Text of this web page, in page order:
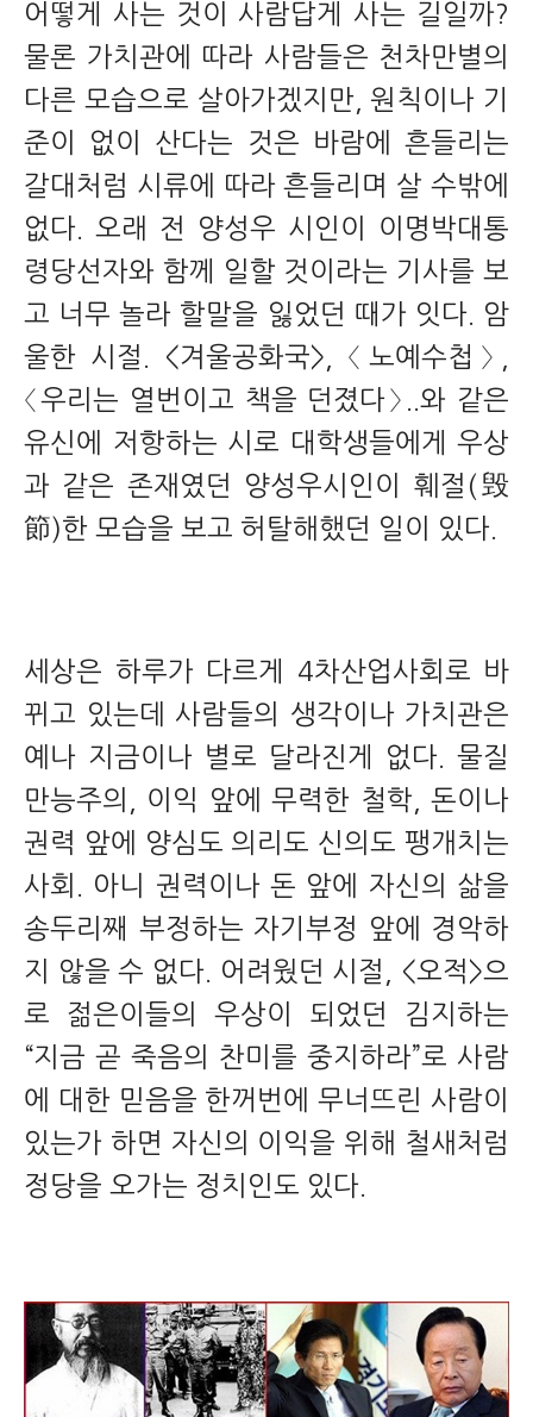
어떻게 사는 것이 사람답게 사는 길일까?
물론 가치관에 따라 사람들은 천차만별의
다른 모습으로 살아가겠지만, 원칙이나 기
준이 없이 산다는 것은 바람에 흔들리는
갈대처럼 시류에 따라 흔들리며 살 수밖에
없다. 오래 전 양성우 시인이 이명박대통
령당선자와 함께 일할 것이라는 기사를 보
고 너무 놀라 할말을 잃었던 때가 잇다. 암
울한 시절. <겨울공화국>, 〈노예수첩〉,
〈우리는 열번이고 책을 던졌다〉..와 같은
유신에 저항하는 시로 대학생들에게 우상
과 같은 존재였던 양성우시인이 훼절(毁
節)한 모습을 보고 허탈해했던 일이 있다.
세상은 하루가 다르게 4차산업사회로 바
뀌고 있는데 사람들의 생각이나 가치관은
예나 지금이나 별로 달라진게 없다. 물질
만능주의, 이익 앞에 무력한 철학, 돈이나
권력 앞에 양심도 의리도 신의도 팽개치는
사회. 아니 권력이나 돈 앞에 자신의 삶을
송두리째 부정하는 자기부정 앞에 경악하
지 않을 수 없다. 어려웠던 시절, <오적>으
로 젊은이들의 우상이 되었던 김지하는
“지금 곧 죽음의 찬미를 중지하라”로 사람
에 대한 믿음을 한꺼번에 무너뜨린 사람이
있는가 하면 자신의 이익을 위해 철새처럼
정당을 오가는 정치인도 있다.